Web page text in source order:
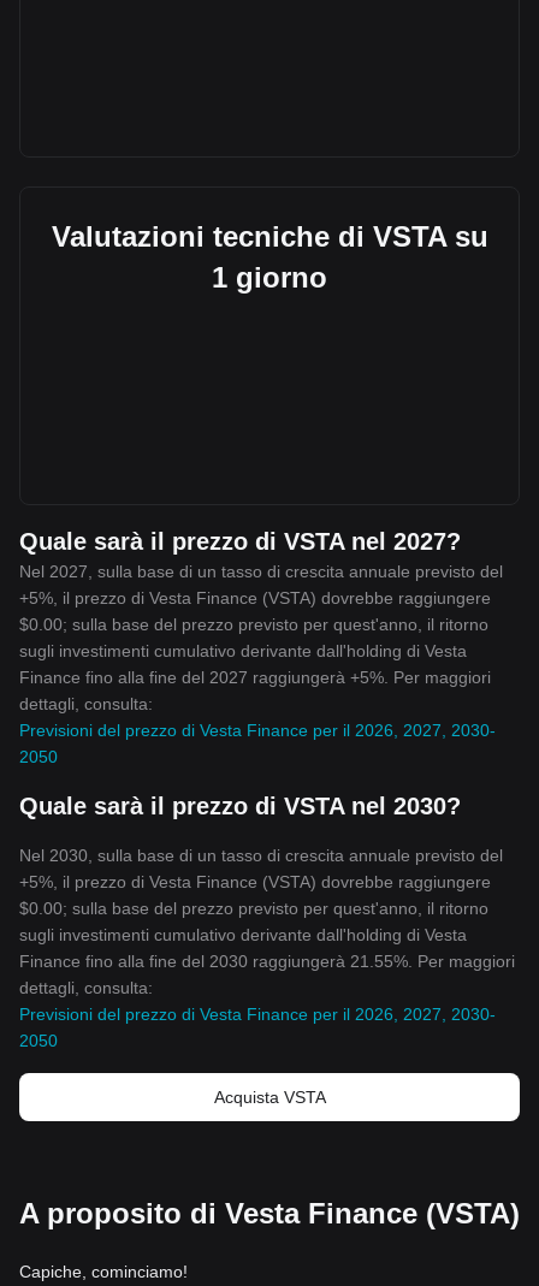
Valutazioni tecniche di VSTA su
1 giorno
Quale sarà il prezzo di VSTA nel 2027?
Nel 2027, sulla base di un tasso di crescita annuale previsto del
+5%, il prezzo di Vesta Finance (VSTA) dovrebbe raggiungere
$0.00; sulla base del prezzo previsto per quest'anno, il ritorno
sugli investimenti cumulativo derivante dall'holding di Vesta
Finance fino alla fine del 2027 raggiungerà +5%. Per maggiori
dettagli, consulta:
Previsioni del prezzo di Vesta Finance per il 2026, 2027, 2030-
2050
Quale sarà il prezzo di VSTA nel 2030?
Nel 2030, sulla base di un tasso di crescita annuale previsto del
+5%, il prezzo di Vesta Finance (VSTA) dovrebbe raggiungere
$0.00; sulla base del prezzo previsto per quest'anno, il ritorno
sugli investimenti cumulativo derivante dall'holding di Vesta
Finance fino alla fine del 2030 raggiungerà 21.55%. Per maggiori
dettagli, consulta:
Previsioni del prezzo di Vesta Finance per il 2026, 2027, 2030-
2050
Acquista VSTA
A proposito di Vesta Finance (VSTA)
Capiche, cominciamo!